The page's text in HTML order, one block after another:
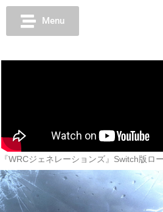
Menu
『WRCジェネレーションズ』Switch版ロ